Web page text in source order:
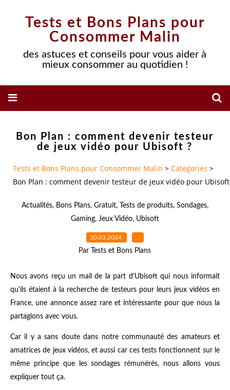
Tests et Bons Plans pour
Consommer Malin
des astuces et conseils pour vous aider à
mieux consommer au quotidien !
Bon Plan : comment devenir testeur
de jeux vidéo pour Ubisoft ?
Tests et Bons Plans pour Consommer Malin > Categories >
Bon Plan : comment devenir testeur de jeux vidéo pour Ubisoft
Actualités, Bons Plans, Gratuit, Tests de produits, Sondages,
Gaming, Jeux Vidéo, Ubisoft
30.03.2024 …
Par Tests et Bons Plans
Nous avons reçu un mail de la part d'Ubisoft qui nous informait
qu'ils étaient à la recherche de testeurs pour leurs jeux vidéos en
France, une annonce assez rare et intéressante pour que nous la
partagions avec vous.
Car il y a sans doute dans notre communauté des amateurs et
amatrices de jeux vidéos, et aussi car ces tests fonctionnent sur le
même principe que les sondages rémunérés, nous allons vous
expliquer tout ça.